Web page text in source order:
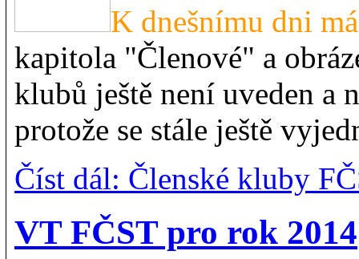
K dnešnímu dni
kapitola "Členové" a
klubů ještě není uveden a
protože se stále ještě
Číst dál: Členské kluby
VT FČST pro rok 2014